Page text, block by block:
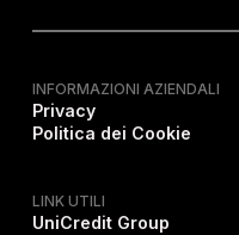
INFORMAZIONI AZIENDALI
Privacy
Politica dei Cookie
LINK UTILI
UniCredit Group